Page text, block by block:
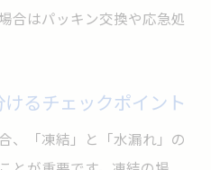
合はパッキン交換や応急処
るチェックポイント
、「凍結」と「水漏れ」の